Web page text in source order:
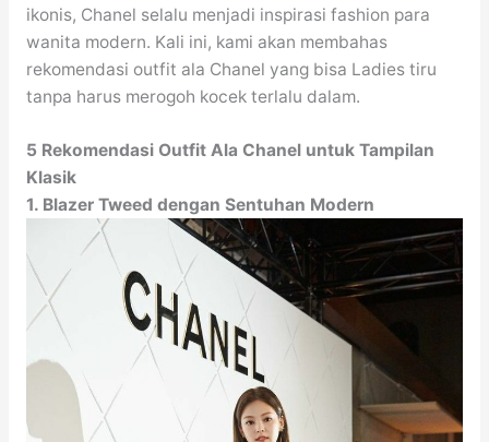
ikonis, Chanel selalu menjadi inspirasi fashion para
wanita modern. Kali ini, kami akan membahas
rekomendasi outfit ala Chanel yang bisa Ladies tiru
tanpa harus merogoh kocek terlalu dalam.
5 Rekomendasi Outfit Ala Chanel untuk Tampilan
Klasik
1. Blazer Tweed dengan Sentuhan Modern